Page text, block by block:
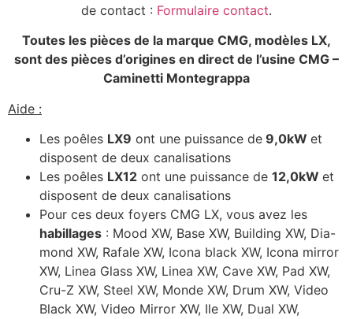
de contact : Formulaire contact.
Toutes les pièces de la marque CMG, modèles LX,
sont des pièces d’origines en direct de l’usine CMG –
Caminetti Montegrappa
Aide :
Les poêles LX9 ont une puissance de 9,0kW et
disposent de deux canalisations
Les poêles LX12 ont une puissance de 12,0kW et
disposent de deux canalisations
Pour ces deux foyers CMG LX, vous avez les
habillages : Mood XW, Base XW, Building XW, Dia-
mond XW, Rafale XW, Icona black XW, Icona mirror
XW, Linea Glass XW, Linea XW, Cave XW, Pad XW,
Cru-Z XW, Steel XW, Monde XW, Drum XW, Video
Black XW, Video Mirror XW, Ile XW, Dual XW,